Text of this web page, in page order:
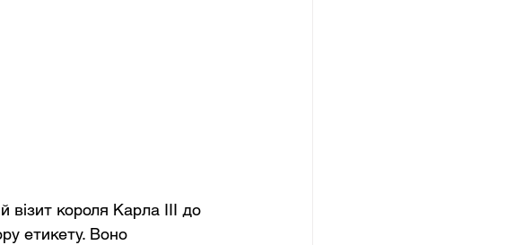
візит короля Карла III до
етикету. Воно